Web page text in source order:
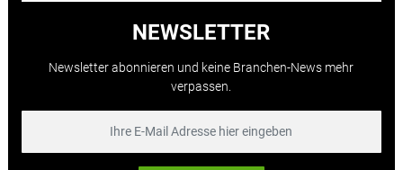
NEWSLETTER
Newsletter abonnieren und keine Branchen-News mehr
verpassen.